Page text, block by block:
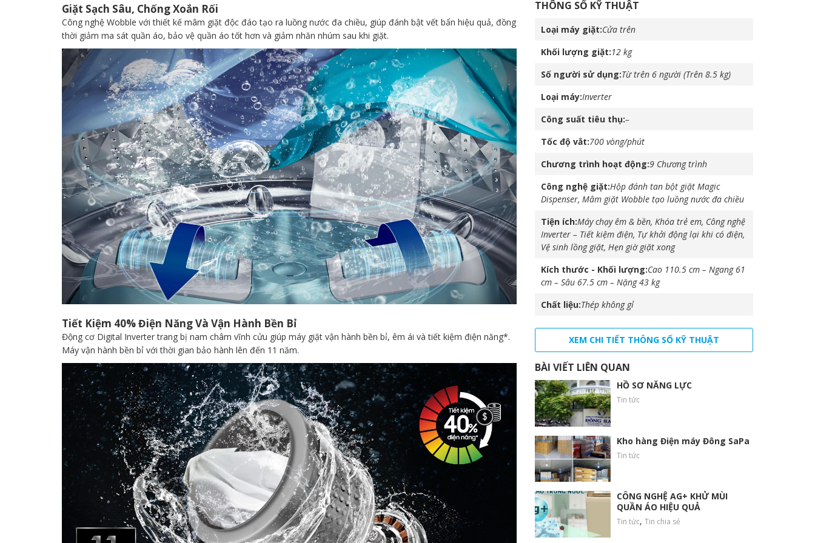
Giặt Sạch Sâu, Chống Xoắn Rối
Công nghệ Wobble với thiết kế mâm giặt độc đáo tạo ra luồng nước đa chiều, giúp đánh bật vết bẩn hiệu quả, đồng
thời giảm ma sát quần áo, bảo vệ quần áo tốt hơn và giảm nhăn nhúm sau khi giặt.
Tiết Kiệm 40% Điện Năng Và Vận Hành Bền Bỉ
Động cơ Digital Inverter trang bị nam châm vĩnh cửu giúp máy giặt vận hành bền bỉ, êm ái và tiết kiệm điện năng*.
Máy vận hành bền bỉ với thời gian bảo hành lên đến 11 năm.
THÔNG SỐ KỸ THUẬT
Loại máy giặt Cửa trên
Khối lượng giặt 12 kg
Số người sử dụng Từ trên 6 người (Trên 8.5 kg)
Loại máy Inverter
Công suất tiêu thụ –
Tốc độ vắt 700 vòng/phút
Chương trình hoạt động 9 Chương trình
Công nghệ giặt Hộp đánh tan bột giặt Magic
Dispenser, Mâm giặt Wobble tạo luồng nước đa chiều
Tiện ích Máy chạy êm & bền, Khóa trẻ em, Công nghệ
Inverter – Tiết kiệm điện, Tự khởi động lại khi có điện,
Vệ sinh lồng giặt, Hẹn giờ giặt xong
Kích thước - Khối lượng Cao 110.5 cm – Ngang 61
cm – Sâu 67.5 cm – Nặng 43 kg
Chất liệu Thép không gỉ
XEM CHI TIẾT THÔNG SỐ KỸ THUẬT
BÀI VIẾT LIÊN QUAN
HỒ SƠ NĂNG LỰC
Tin tức
Kho hàng Điện máy Đông SaPa
Tin tức
CÔNG NGHỆ AG+ KHỬ MÙI
QUẦN ÁO HIỆU QUẢ
Tin tức, Tin chia sẻ